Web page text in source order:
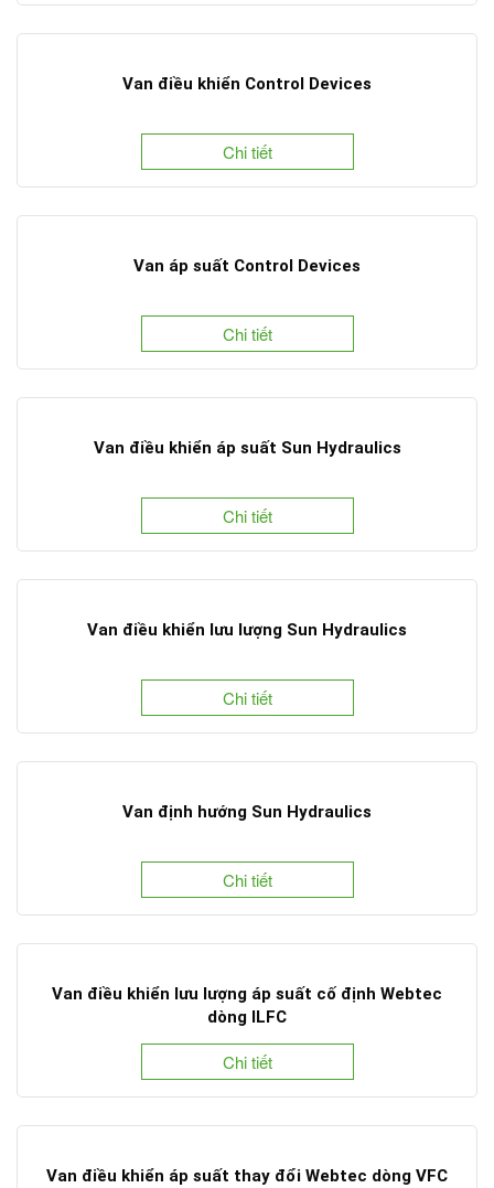
Van điều khiển Control Devices
Chi tiết
Van áp suất Control Devices
Chi tiết
Van điều khiển áp suất Sun Hydraulics
Chi tiết
Van điều khiển lưu lượng Sun Hydraulics
Chi tiết
Van định hướng Sun Hydraulics
Chi tiết
Van điều khiển lưu lượng áp suất cố định Webtec
dòng ILFC
Chi tiết
Van điều khiển áp suất thay đổi Webtec dòng VFC